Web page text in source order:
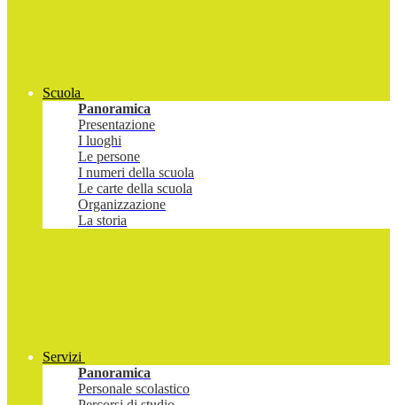
Scuola
Panoramica
Presentazione
I luoghi
Le persone
I numeri della scuola
Le carte della scuola
Organizzazione
La storia
Servizi
Panoramica
Personale scolastico